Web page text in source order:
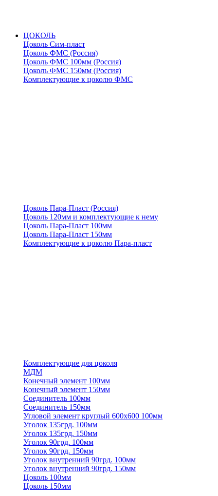
ЦОКОЛЬ
Цоколь Сим-пласт
Цоколь ФМС (Россия)
Цоколь ФМС 100мм (Россия)
Цоколь ФМС 150мм (Россия)
Комплектующие к цоколю ФМС
Цоколь Пара-Пласт (Россия)
Цоколь 120мм и комплектующие к нему
Цоколь Пара-Пласт 100мм
Цоколь Пара-Пласт 150мм
Комплектующие к цоколю Пара-пласт
Комплектующие для цоколя
МДМ
Конечный элемент 100мм
Конечный элемент 150мм
Соединитель 100мм
Соединитель 150мм
Угловой элемент круглый 600х600 100мм
Уголок 135грд. 100мм
Уголок 135грд. 150мм
Уголок 90грд. 100мм
Уголок 90грд. 150мм
Уголок внутренний 90грд. 100мм
Уголок внутренний 90грд. 150мм
Цоколь 100мм
Цоколь 150мм